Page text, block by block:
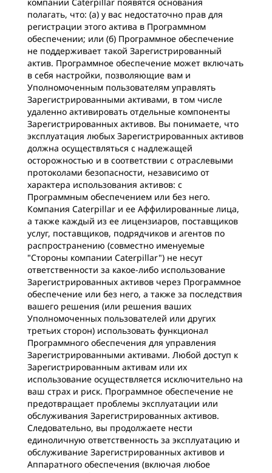
полагать, что: (a) у вас недостаточно прав для
регистрации этого актива в Программном
обеспечении; или (б) Программное обеспечение
не поддерживает такой Зарегистрированный
актив. Программное обеспечение может включать
в себя настройки, позволяющие вам и
Уполномоченным пользователям управлять
Зарегистрированными активами, в том числе
удаленно активировать отдельные компоненты
Зарегистрированных активов. Вы понимаете, что
эксплуатация любых Зарегистрированных активов
должна осуществляться с надлежащей
осторожностью и в соответствии с отраслевыми
протоколами безопасности, независимо от
характера использования активов: с
Программным обеспечением или без него.
Компания Caterpillar и ее Аффилированные лица,
а также каждый из ее лицензиаров, поставщиков
услуг, поставщиков, подрядчиков и агентов по
распространению (совместно именуемые
"Стороны компании Caterpillar") не несут
ответственности за какое-либо использование
Зарегистрированных активов через Программное
обеспечение или без него, а также за последствия
вашего решения (или решения ваших
Уполномоченных пользователей или других
третьих сторон) использовать функционал
Программного обеспечения для управления
Зарегистрированными активами. Любой доступ к
Зарегистрированным активам или их
использование осуществляется исключительно на
ваш страх и риск. Программное обеспечение не
предотвращает проблемы эксплуатации или
обслуживания Зарегистрированных активов.
Следовательно, вы продолжаете нести
единоличную ответственность за эксплуатацию и
обслуживание Зарегистрированных активов и
Аппаратного обеспечения (включая любое